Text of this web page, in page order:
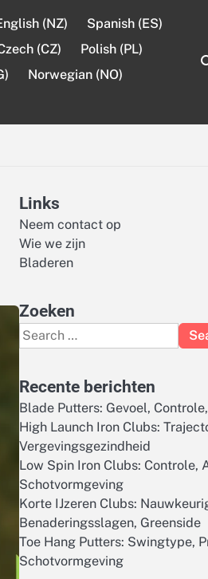
(NZ)
Spanish (ES)
(CZ)
Polish (PL)
Norwegian (NO)
Links
Neem contact op
Wie we zijn
Bladeren
Zoeken
Search
for:
Recente berichten
Blade Putters: Gevoel,
High Launch Iron Clubs:
Vergevingsgezindheid
Low Spin Iron Clubs: Controle,
Schotvormgeving
Korte IJzeren Clubs:
Benaderingsslagen, Greenside
Toe Hang Putters: Swingtype,
Schotvormgeving